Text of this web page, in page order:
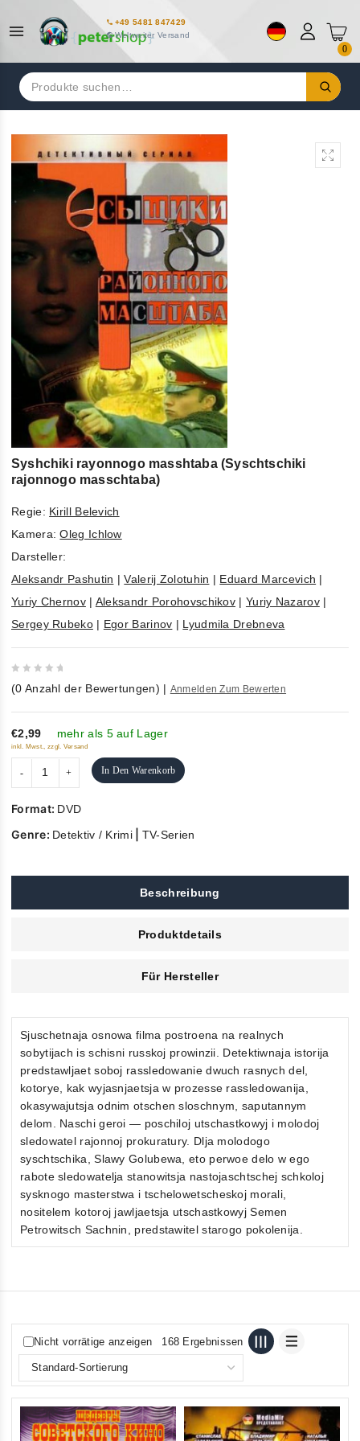
+49 5481 847429
Weltweiter Versand
0
Suchen
nach:
Syshchiki rayonnogo masshtaba (Syschtschiki
rajonnogo masschtaba)
Regie: Kirill Belevich
Kamera:Oleg Ichlow
Darsteller:
Aleksandr Pashutin |Valerij Zolotuhin | Eduard Marcevich |
Yuriy Chernov| Aleksandr Porohovschikov | Yuriy Nazarov|
Sergey Rubeko| Egor Barinov | Lyudmila Drebneva
out
of
5
(0 Anzahl der Bewertungen) | Anmelden Zum Bewerten
€2,99 mehr als 5 auf Lager
inkl. Mwst., zzgl. Versand
In Den Warenkorb
Format: DVD
Genre: Detektiv / Krimi| TV-Serien
Beschreibung
Produktdetails
Für Hersteller
Sjuschetnaja osnowa filma postroena na realnych
sobytijach is schisni russkoj prowinzii. Detektiwnaja istorija
predstawljaet soboj rassledowanie dwuch rasnych del,
kotorye, kak wyjasnjaetsja w prozesse rassledowanija,
okasywajutsja odnim otschen sloschnym, saputannym
delom. Naschi geroi — poschiloj utschastkowyj i molodoj
sledowatel rajonnoj prokuratury. Dlja molodogo
syschtschika, Slawy Golubewa, eto perwoe delo w ego
rabote sledowatelja stanowitsja nastojaschtschej schkoloj
sysknogo masterstwa i tschelowetscheskoj morali,
nositelem kotoroj jawljaetsja utschastkowyj Semen
Petrowitsch Sachnin, predstawitel starogo pokolenija.
Nicht vorrätige anzeigen 168 Ergebnissen